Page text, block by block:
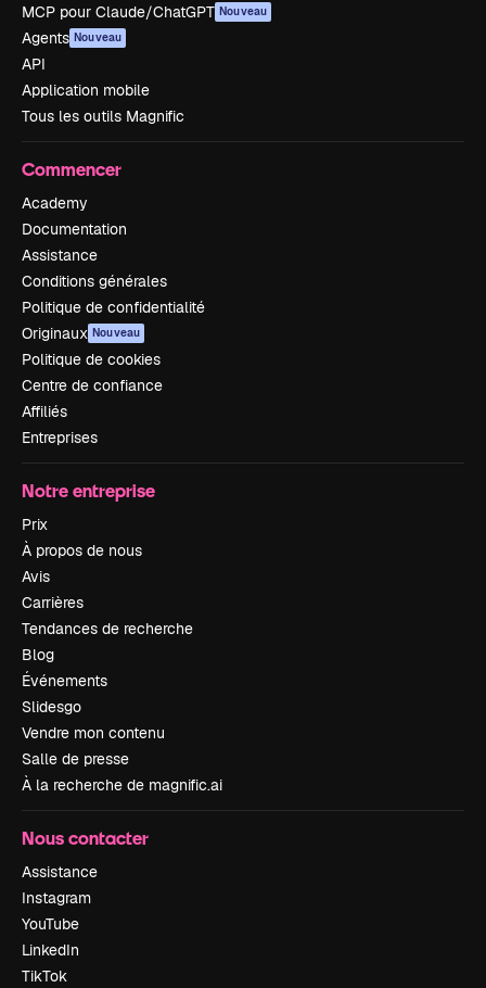
MCP pour Claude/ChatGPT Nouveau
Agents Nouveau
API
Application mobile
Tous les outils Magnific
Commencer
Academy
Documentation
Assistance
Conditions générales
Politique de confidentialité
Originaux Nouveau
Politique de cookies
Centre de confiance
Affiliés
Entreprises
Notre entreprise
Prix
À propos de nous
Avis
Carrières
Tendances de recherche
Blog
Événements
Slidesgo
Vendre mon contenu
Salle de presse
À la recherche de magnific.ai
Nous contacter
Assistance
Instagram
YouTube
LinkedIn
TikTok